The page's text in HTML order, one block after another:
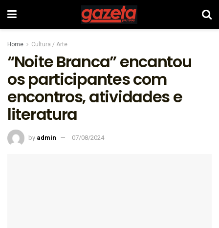
Home Cultura / Arte
“Noite Branca” encantou
os participantes com
encontros, atividades e
literatura
by admin 07/08/2024